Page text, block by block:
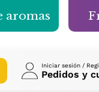
aromas
Iniciar sesión /
Pedidos y